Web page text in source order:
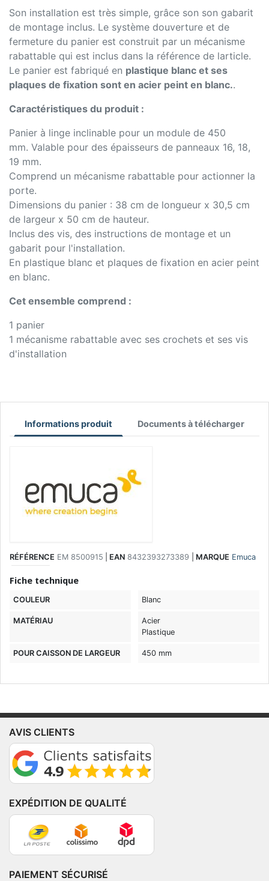
Son installation est très simple, grâce son son gabarit
de montage inclus. Le système douverture et de
fermeture du panier est construit par un mécanisme
rabattable qui est inclus dans la référence de larticle.
Le panier est fabriqué en plastique blanc et ses
plaques de fixation sont en acier peint en blanc..
Caractéristiques du produit :
Panier à linge inclinable pour un module de 450
mm. Valable pour des épaisseurs de panneaux 16, 18,
19 mm.
Comprend un mécanisme rabattable pour actionner la
porte.
Dimensions du panier : 38 cm de longueur x 30,5 cm
de largeur x 50 cm de hauteur.
Inclus des vis, des instructions de montage et un
gabarit pour l'installation.
En plastique blanc et plaques de fixation en acier peint
en blanc.
Cet ensemble comprend :
1 panier
1 mécanisme rabattable avec ses crochets et ses vis
d'installation
Informations produit Documents à télécharger
RÉFÉRENCE EM 8500915 EAN 8432393273389 MARQUE Emuca
Fiche technique
COULEUR Blanc
MATÉRIAU
Acier
Plastique
POUR CAISSON DE LARGEUR 450 mm
AVIS CLIENTS
EXPÉDITION DE QUALITÉ
PAIEMENT SÉCURISÉ